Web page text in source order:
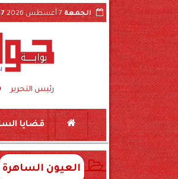
الجمعة7 أغسطس 2026
رئيس التحرير
سقوط شبكة تصنيع مواد بجرجا
قضايا
العيون الساهرة